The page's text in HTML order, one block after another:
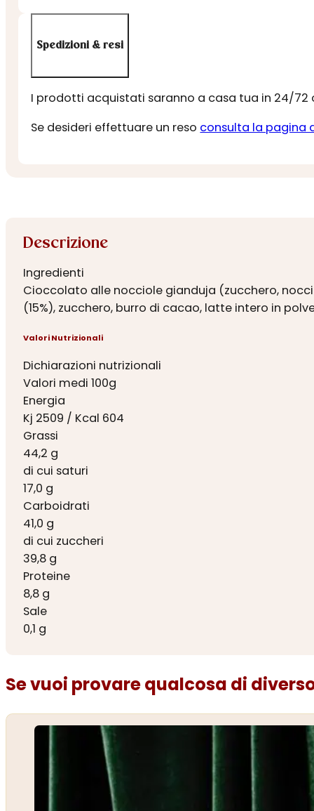
Spedizioni & resi
I prodotti acquistati saranno a casa tua in 24/72
Se desideri effettuare un reso consulta la pagina
Descrizione
Ingredienti
Cioccolato alle nocciole gianduja (zucchero,
(15%), zucchero, burro di cacao, latte intero in
Valori Nutrizionali
Dichiarazioni nutrizionali
Valori medi 100g
Energia
Kj 2509 / Kcal 604
Grassi
44,2 g
di cui saturi
17,0 g
Carboidrati
41,0 g
di cui zuccheri
39,8 g
Proteine
8,8 g
Sale
0,1 g
Se vuoi provare qualcosa di